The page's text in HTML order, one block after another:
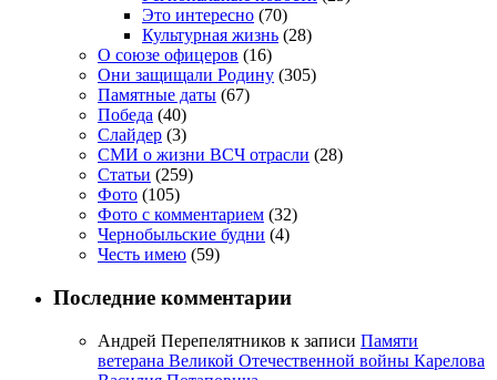
Это интересно (70)
Культурная жизнь (28)
О союзе офицеров (16)
Они защищали Родину (305)
Памятные даты (67)
Победа (40)
Слайдер (3)
СМИ о жизни ВСЧ отрасли (28)
Статьи (259)
Фото (105)
Фото с комментарием (32)
Чернобыльские будни (4)
Честь имею (59)
Последние комментарии
Андрей Перепелятников к записи Памяти
ветерана Великой Отечественной войны Карелова